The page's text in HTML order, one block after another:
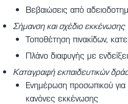
Βεβαιώσεις από
Σήμανση και σχέδιο εκκένωσης
Τοποθέτηση πινακίδων,
Πλάνο διαφυγής με
Καταγραφή εκπαιδευτικών
Ενημέρωση προσωπικού
κανόνες εκκένωσης